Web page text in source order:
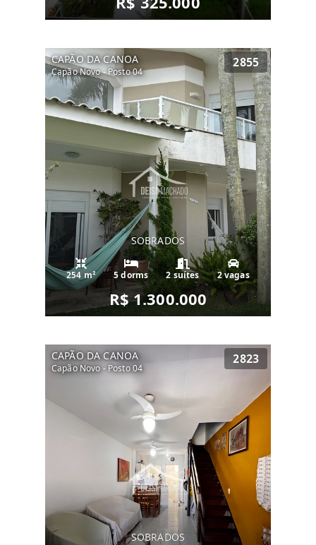
CAPÃO DA CANOA
Capão Novo - Posto 04
2855
SOBRADOS
254 m² 5 dorms 2 suítes 2 vagas
R$ 1.300.000
CAPÃO DA CANOA
Capão Novo - Posto 04
2823
SOBRADOS